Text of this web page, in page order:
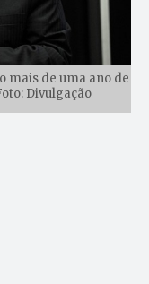
mais de uma ano de
Divulgação